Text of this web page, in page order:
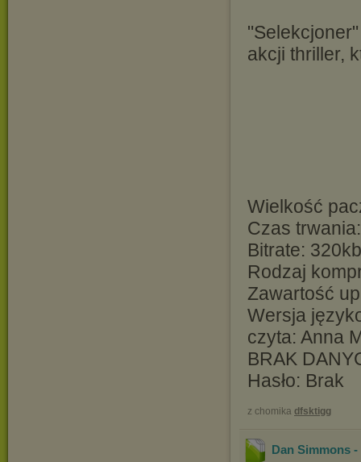
akcji thriller,
Wielkość
Czas
Bitrate:
Rodzaj
Zawartość
Wersja
czyta: Anna
BRAK
Hasło: Brak
z chomika dfsktigg
Dan Simmons